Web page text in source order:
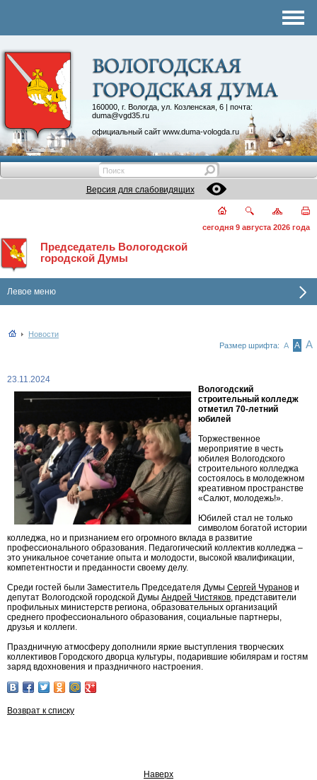
160000, г. Вологда, ул. Козленская, 6 | почта:
duma@vgd35.ru
официальный сайт www.duma-vologda.ru
Контакты
Депутатские объединения
Версия для слабовидящих
сегодня 9 августа 2026 года
Председатель Вологодской
городской Думы
Левое меню
Новости
Размер шрифта: А А А
23.11.2024
Вологодский
строительный колледж
отметил 70-летний
юбилей
Торжественное
мероприятие в честь
юбилея Вологодского
строительного колледжа
состоялось в молодежном
креативном пространстве
«Салют, молодежь!».
Юбилей стал не только
символом богатой истории
колледжа, но и признанием его огромного вклада в развитие
профессионального образования. Педагогический коллектив колледжа –
это уникальное сочетание опыта и молодости, высокой квалификации,
компетентности и преданности своему делу.
Среди гостей были Заместитель Председателя Думы Сергей Чуранов и
депутат Вологодской городской Думы Андрей Чистяков, представители
профильных министерств региона, образовательных организаций
среднего профессионального образования, социальные партнеры,
друзья и коллеги.
Праздничную атмосферу дополнили яркие выступления творческих
коллективов Городского дворца культуры, подарившие юбилярам и гостям
заряд вдохновения и праздничного настроения.
Возврат к списку
Наверх